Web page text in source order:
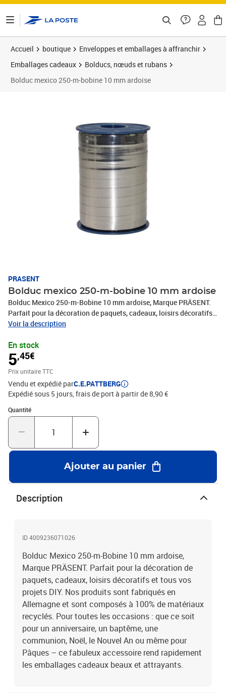
Accueil boutique
Enveloppes et emballages à affranchir
Emballages cadeaux
Bolducs, nœuds et rubans
Bolduc mexico 250-m-bobine 10 mm ardoise
PRASENT
Bolduc mexico 250-m-bobine 10 mm ardoise
Bolduc Mexico 250-m-Bobine 10 mm ardoise, Marque PRÄSENT.
Parfait pour la décoration de paquets, cadeaux, loisirs décoratifs
et tous vos projets DIY. Nos produits sont fabriqués en Allemagne
occasions : que ce soit pour un anniversaire, un baptême, une
communion, Noël, le Nouvel An ou même pour Pâques – ce
fabuleux accessoire rend rapidement les emballages cadeaux
beaux et attrayants.
Voir la description
En stock
5,45€
Prix unitaire TTC
Vendu et expédié parC.E.PATTBERG
Expédié sous 5 jours, frais de port à partir de 8,90 €
Quantité
Quantité : 1
Ajouter au panier
Description
ID 4009236071026
Bolduc Mexico 250-m-Bobine 10 mm ardoise,
Marque PRÄSENT. Parfait pour la décoration de
paquets, cadeaux, loisirs décoratifs et tous vos
projets DIY. Nos produits sont fabriqués en
Allemagne et sont composés à 100% de matériaux
recyclés. Pour toutes les occasions : que ce soit
pour un anniversaire, un baptême, une
communion, Noël, le Nouvel An ou même pour
Pâques – ce fabuleux accessoire rend rapidement
les emballages cadeaux beaux et attrayants.